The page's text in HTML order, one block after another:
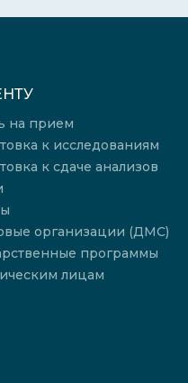
на прием
к исследованиям
к сдаче анализов
организации (ДМС)
программы
лицам